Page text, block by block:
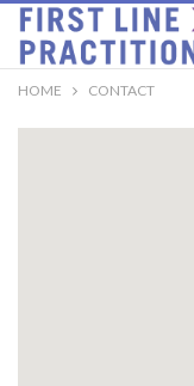
HOME CONTACT